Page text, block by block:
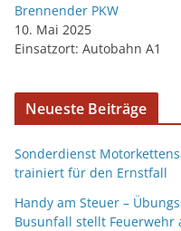
Brennender PKW
10. Mai 2025
Einsatzort: Autobahn A1
Neueste Beiträge
Sonderdienst
trainiert für den Ernstfall
Handy am Steuer –
Busunfall stellt Feuerwehr